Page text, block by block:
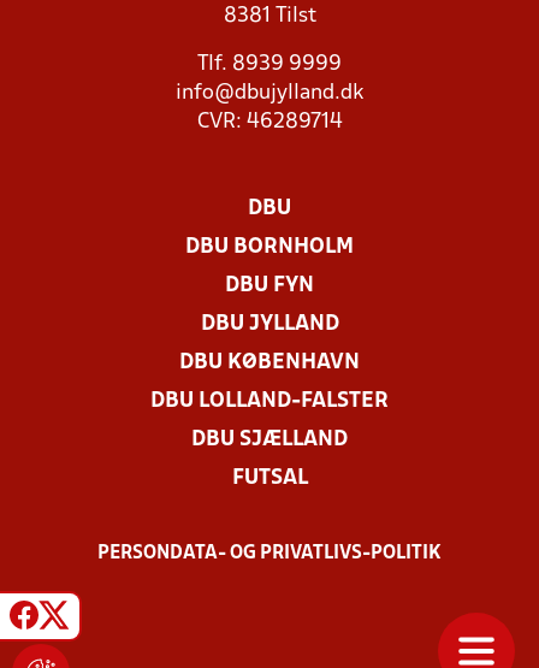
8381 Tilst
Tlf. 8939 9999
info@dbujylland.dk
CVR: 46289714
DBU
DBU BORNHOLM
DBU FYN
DBU JYLLAND
DBU KØBENHAVN
DBU LOLLAND-FALSTER
DBU SJÆLLAND
FUTSAL
PERSONDATA- OG PRIVATLIVS-POLITIK